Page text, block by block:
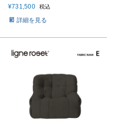
¥731,500 税込
詳細を見る